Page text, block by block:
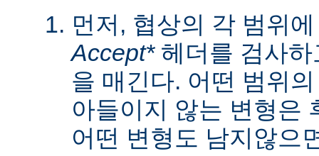
먼저, 협상의 각 범위
Accept*헤더를 검사하
을 매긴다. 어떤 범위
아들이지 않는 변형은
어떤 변형도 남지않으